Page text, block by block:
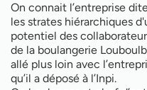
On connait l’entreprise
les strates hiérarchiques
potentiel des
de la boulangerie
allé plus loin avec
qu’il a déposé à l’Inpi.